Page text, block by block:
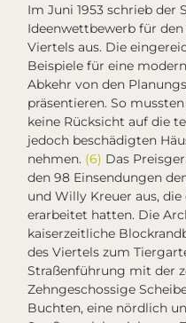
Im Juni 1953 schrieb der
Ideenwettbewerb für
Viertels aus. Die
Beispiele für eine
Abkehr von den
präsentieren. So
keine Rücksicht auf die
jedoch beschädigten
nehmen. (6) Das
den 98 Einsendungen
und Willy Kreuer aus,
erarbeitet hatten. Die
kaiserzeitliche
des Viertels zum
Straßenführung mit der
Zehngeschossige
Buchten, eine nördlich